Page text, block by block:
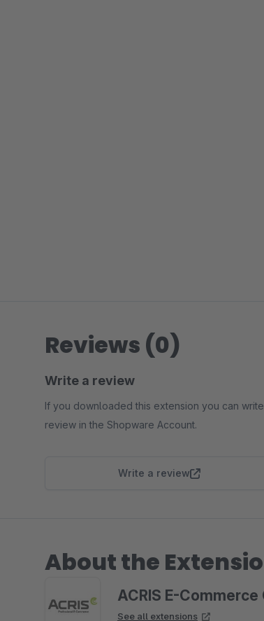
Reviews (0)
Write a review
If you downloaded this extension you can
review in the Shopware Account.
Write a review
About the
ACRIS E-Commerce
See all extensions